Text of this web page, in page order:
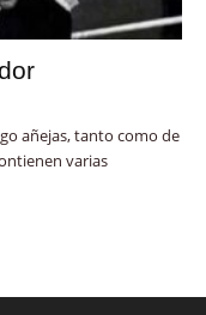
añejas, tanto como de
varias